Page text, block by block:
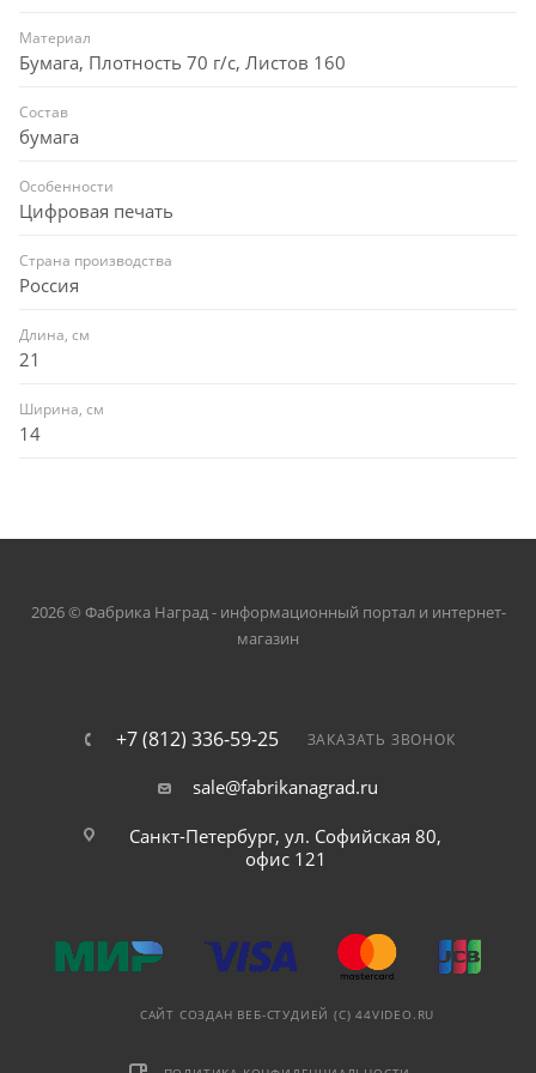
Материал
Бумага, Плотность 70 г/с, Листов 160
Состав
бумага
Особенности
Цифровая печать
Страна производства
Россия
Длина, см
21
Ширина, см
14
2026 © Фабрика Наград - информационный портал и интернет-
магазин
+7 (812) 336-59-25 ЗАКАЗАТЬ ЗВОНОК
sale@fabrikanagrad.ru
Санкт-Петербург, ул. Софийская 80,
офис 121
САЙТ СОЗДАН ВЕБ-СТУДИЕЙ (C) 44VIDEO.RU